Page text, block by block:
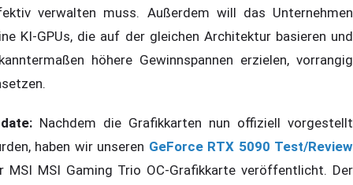
verwalten muss. Außerdem will das Unternehmen
KI-GPUs, die auf der gleichen Architektur basieren und
höhere Gewinnspannen erzielen, vorrangig
Nachdem die Grafikkarten nun offiziell vorgestellt
haben wir unseren GeForce RTX 5090 Test/Review
MSI MSI Gaming Trio OC-Grafikkarte veröffentlicht. Der